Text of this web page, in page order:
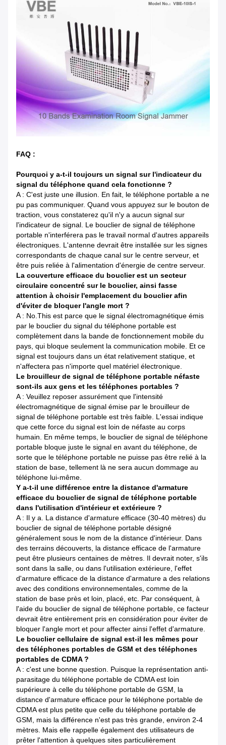
FAQ :
Pourquoi y a-t-il toujours un signal sur l'indicateur du
signal du téléphone quand cela fonctionne ?
A : C'est juste une illusion. En fait, le téléphone portable a ne
pu pas communiquer. Quand vous appuyez sur le bouton de
traction, vous constaterez qu'il n'y a aucun signal sur
l'indicateur de signal. Le bouclier de signal de téléphone
portable n'interférera pas le travail normal d'autres appareils
électroniques. L'antenne devrait être installée sur les signes
correspondants de chaque canal sur le centre serveur, et
être puis reliée à l'alimentation d'énergie de centre serveur.
La couverture efficace du bouclier est un secteur
circulaire concentré sur le bouclier, ainsi fasse
attention à choisir l'emplacement du bouclier afin
d'éviter de bloquer l'angle mort ?
A : No.This est parce que le signal électromagnétique émis
par le bouclier du signal du téléphone portable est
complètement dans la bande de fonctionnement mobile du
pays, qui bloque seulement la communication mobile. Et ce
signal est toujours dans un état relativement statique, et
n'affectera pas n'importe quel matériel électronique.
Le brouilleur de signal de téléphone portable néfaste
sont-ils aux gens et les téléphones portables ?
A : Veuillez reposer assurément que l'intensité
électromagnétique de signal émise par le brouilleur de
signal de téléphone portable est très faible. L'essai indique
que cette force du signal est loin de néfaste au corps
humain. En même temps, le bouclier de signal de téléphone
portable bloque juste le signal en avant du téléphone, de
sorte que le téléphone portable ne puisse pas être relié à la
station de base, tellement là ne sera aucun dommage au
téléphone lui-même.
Y a-t-il une différence entre la distance d'armature
efficace du bouclier de signal de téléphone portable
dans l'utilisation d'intérieur et extérieure ?
A : Il y a. La distance d'armature efficace (30-40 mètres) du
bouclier de signal de téléphone portable désigné
généralement sous le nom de la distance d'intérieur. Dans
des terrains découverts, la distance efficace de l'armature
peut être plusieurs centaines de mètres. Il devrait noter, s'ils
sont dans la salle, ou dans l'utilisation extérieure, l'effet
d'armature efficace de la distance d'armature a des relations
avec des conditions environnementales, comme de la
station de base près et loin, placé, etc. Par conséquent, à
l'aide du bouclier de signal de téléphone portable, ce facteur
devrait être entièrement pris en considération pour éviter de
bloquer l'angle mort et pour affecter ainsi l'effet d'armature.
Le bouclier cellulaire de signal est-il les mêmes pour
des téléphones portables de GSM et des téléphones
portables de CDMA ?
A : c'est une bonne question. Puisque la représentation anti-
parasitage du téléphone portable de CDMA est loin
supérieure à celle du téléphone portable de GSM, la
distance d'armature efficace pour le téléphone portable de
CDMA est plus petite que celle du téléphone portable de
GSM, mais la différence n'est pas très grande, environ 2-4
mètres. Mais elle rappelle également des utilisateurs de
prêter l'attention à quelques sites particulièrement